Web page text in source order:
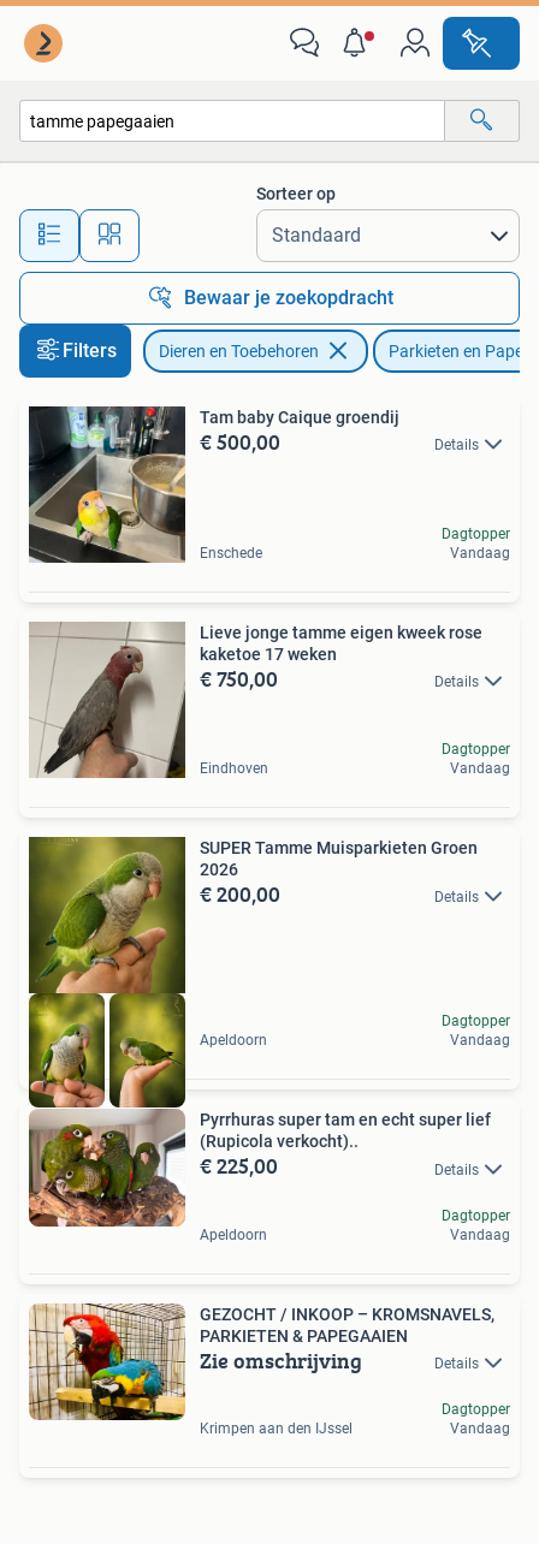
Alle afstanden…
Sorteer op
Bewaar je zoekopdracht
Filters Dieren en Toebehoren Parkieten en
Tam baby Caique groendij
€ 500,00 Details
Enschede
Dagtopper
Vandaag
Lieve jonge tamme eigen kweek rose
kaketoe 17 weken
€ 750,00 Details
Eindhoven
Dagtopper
Vandaag
SUPER Tamme Muisparkieten Groen
2026
€ 200,00 Details
Apeldoorn
Dagtopper
Vandaag
Pyrrhuras super tam en echt super lief
(Rupicola verkocht)..
€ 225,00 Details
Apeldoorn
Dagtopper
Vandaag
GEZOCHT / INKOOP – KROMSNAVELS,
PARKIETEN & PAPEGAAIEN
Zie omschrijving Details
Krimpen aan den IJssel
Dagtopper
Vandaag